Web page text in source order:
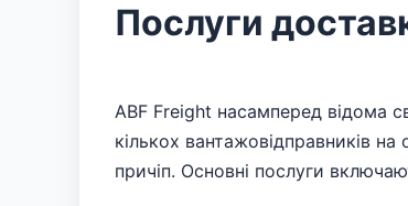
Послуги
ABF Freight насамперед відома
кількох вантажовідправників
причіп. Основні послуги